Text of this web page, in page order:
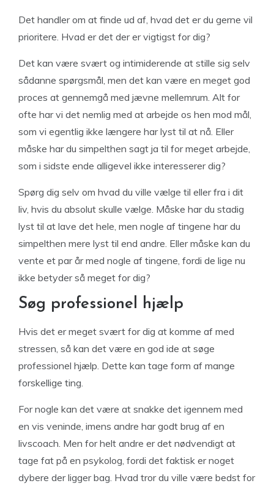
Det handler om at finde ud af, hvad det er du gerne vil
prioritere. Hvad er det der er vigtigst for dig?
Det kan være svært og intimiderende at stille sig selv
sådanne spørgsmål, men det kan være en meget god
proces at gennemgå med jævne mellemrum. Alt for
ofte har vi det nemlig med at arbejde os hen mod mål,
som vi egentlig ikke længere har lyst til at nå. Eller
måske har du simpelthen sagt ja til for meget arbejde,
som i sidste ende alligevel ikke interesserer dig?
Spørg dig selv om hvad du ville vælge til eller fra i dit
liv, hvis du absolut skulle vælge. Måske har du stadig
lyst til at lave det hele, men nogle af tingene har du
simpelthen mere lyst til end andre. Eller måske kan du
vente et par år med nogle af tingene, fordi de lige nu
ikke betyder så meget for dig?
Søg professionel hjælp
Hvis det er meget svært for dig at komme af med
stressen, så kan det være en god ide at søge
professionel hjælp. Dette kan tage form af mange
forskellige ting.
For nogle kan det være at snakke det igennem med
en vis veninde, imens andre har godt brug af en
livscoach. Men for helt andre er det nødvendigt at
tage fat på en psykolog, fordi det faktisk er noget
dybere der ligger bag. Hvad tror du ville være bedst for